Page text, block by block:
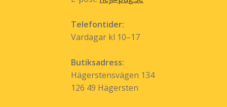
Telefontider:
Vardagar kl 10–17
Butiksadress:
Hägerstensvägen 134
126 49 Hägersten